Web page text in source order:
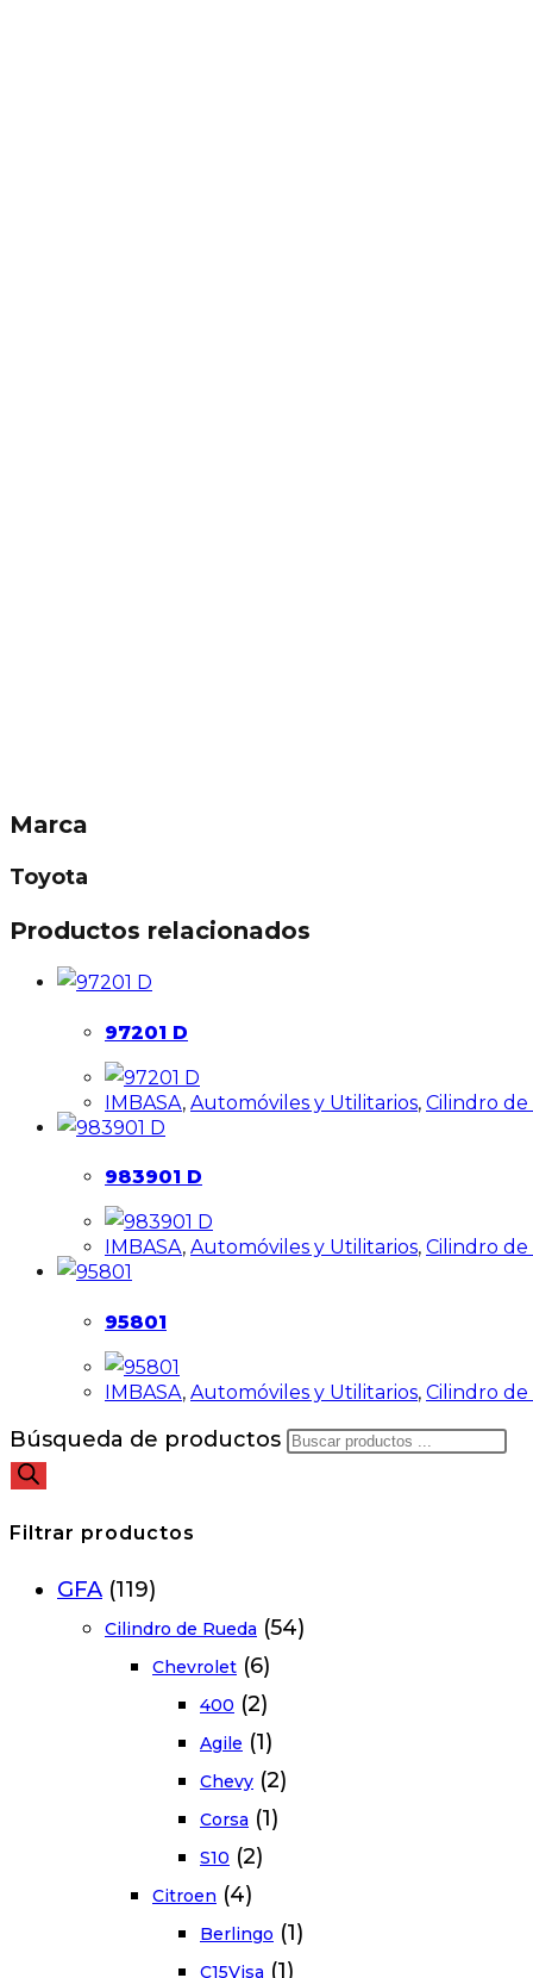
Marca
Toyota
Productos relacionados
97201 D
IMBASA, Automóviles y Utilitarios, Cilindro
983901 D
IMBASA, Automóviles y Utilitarios, Cilindro
95801
IMBASA, Automóviles y Utilitarios, Cilindro
Búsqueda de productos
Filtrar productos
GFA (119)
Cilindro de Rueda (54)
Chevrolet (6)
400 (2)
Agile (1)
Chevy (2)
Corsa (1)
S10 (2)
Citroen (4)
Berlingo (1)
C15Visa (1)